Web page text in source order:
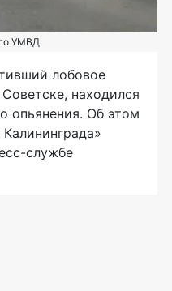
УМВД
лобовое
находился
опьянения. Об этом
службе